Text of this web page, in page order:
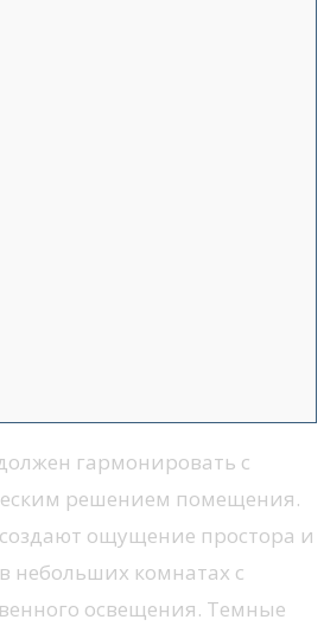
гармонировать с
решением помещения.
ощущение простора и
небольших комнатах с
освещения. Темные